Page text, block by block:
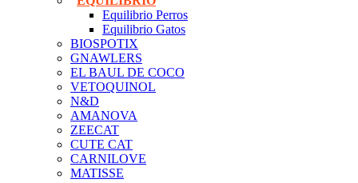
Equilibrio Perros
Equilibrio Gatos
BIOSPOTIX
GNAWLERS
EL BAUL DE COCO
VETOQUINOL
N&D
AMANOVA
ZEECAT
CUTE CAT
CARNILOVE
MATISSE